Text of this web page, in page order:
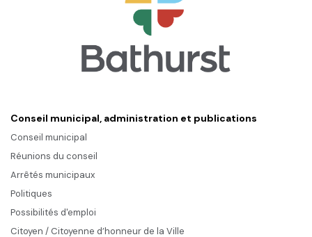
Conseil municipal, administration et publications
Conseil municipal
Réunions du conseil
Arrêtés municipaux
Politiques
Possibilités d'emploi
Citoyen / Citoyenne d’honneur de la Ville